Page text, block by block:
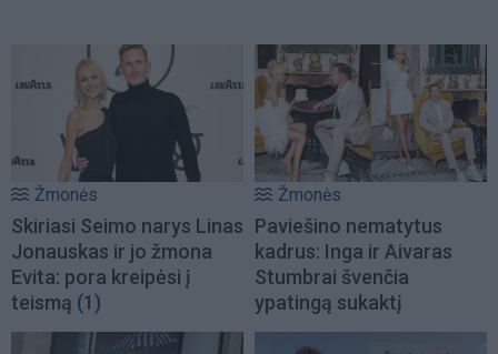
Žmonės
Skiriasi Seimo narys Linas
Jonauskas ir jo žmona
Evita: pora kreipėsi į
teismą (1)
Žmonės
Paviešino nematytus
kadrus: Inga ir Aivaras
Stumbrai švenčia
ypatingą sukaktį